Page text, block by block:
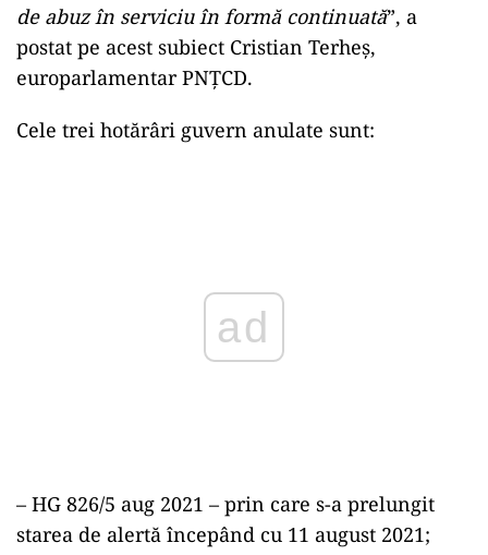
de abuz în serviciu în formă continuată”, a
postat pe acest subiect Cristian Terheș,
europarlamentar PNȚCD.
Cele trei hotărâri guvern anulate sunt:
ad
– HG 826/5 aug 2021 – prin care s-a prelungit
starea de alertă începând cu 11 august 2021;